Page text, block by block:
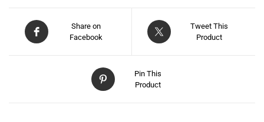
Share on
Facebook
Tweet This
Product
Pin This
Product